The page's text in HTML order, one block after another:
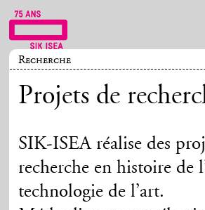
Recherche
Projets de
SIK-ISEA réalise des
recherche en histoire de
technologie de l’art.